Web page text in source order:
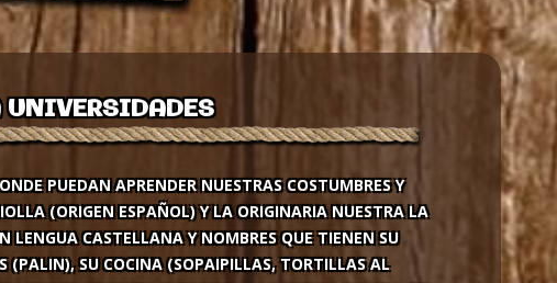
PUEDAN APRENDER NUESTRAS COSTUMBRES Y
(ORIGEN ESPAÑOL) Y LA ORIGINARIA NUESTRA LA
LENGUA CASTELLANA Y NOMBRES QUE TIENEN SU
(PALIN), SU COCINA (SOPAIPILLAS, TORTILLAS AL